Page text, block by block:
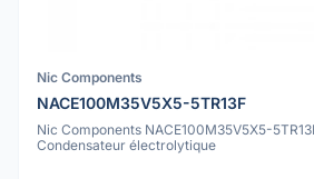
Nic Components
NACE100M35V5X5-5TR13F
Nic Components NACE100M35V5X5-
Condensateur électrolytique